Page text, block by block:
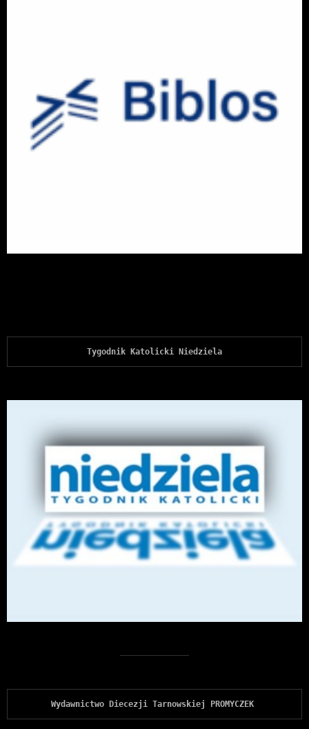
Tygodnik Katolicki Niedziela
Wydawnictwo Diecezji Tarnowskiej PROMYCZEK